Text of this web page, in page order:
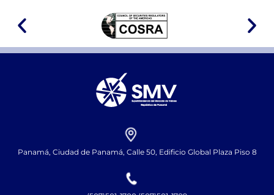
Panamá, Ciudad de Panamá, Calle 50, Edificio Global Plaza Piso 8